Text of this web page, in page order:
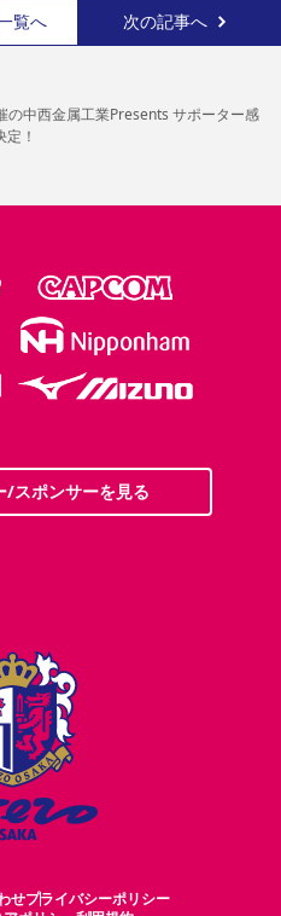
覧へ 次の記事へ
の中西金属工業Presents サポーター感
！
/スポンサーを見る
せプライバシーポリシー